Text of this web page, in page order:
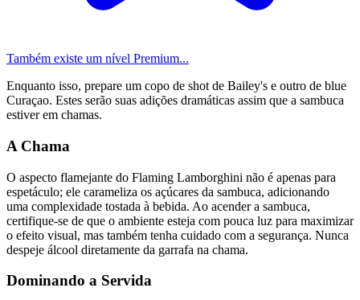
Também existe um nível Premium...
Enquanto isso, prepare um copo de shot de Bailey's e outro de blue
Curaçao. Estes serão suas adições dramáticas assim que a sambuca
estiver em chamas.
A Chama
O aspecto flamejante do Flaming Lamborghini não é apenas para
espetáculo; ele carameliza os açúcares da sambuca, adicionando
uma complexidade tostada à bebida. Ao acender a sambuca,
certifique-se de que o ambiente esteja com pouca luz para maximizar
o efeito visual, mas também tenha cuidado com a segurança. Nunca
despeje álcool diretamente da garrafa na chama.
Dominando a Servida